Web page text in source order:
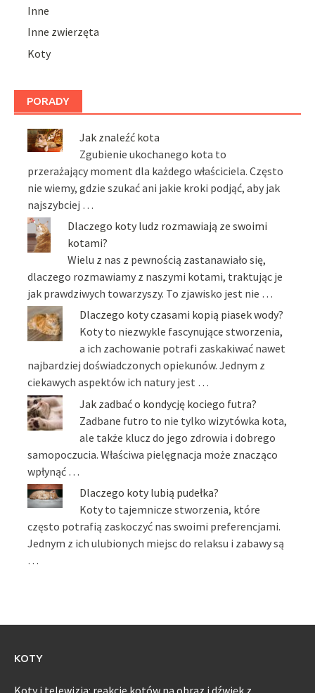
Inne
Inne zwierzęta
Koty
PORADY
Jak znaleźć kota
Zgubienie ukochanego kota to
przerażający moment dla każdego właściciela. Często
nie wiemy, gdzie szukać ani jakie kroki podjąć, aby jak
najszybciej …
Dlaczego koty ludz rozmawiają ze swoimi
kotami?
Wielu z nas z pewnością zastanawiało się,
dlaczego rozmawiamy z naszymi kotami, traktując je
jak prawdziwych towarzyszy. To zjawisko jest nie …
Dlaczego koty czasami kopią piasek wody?
Koty to niezwykle fascynujące stworzenia,
a ich zachowanie potrafi zaskakiwać nawet
najbardziej doświadczonych opiekunów. Jednym z
ciekawych aspektów ich natury jest …
Jak zadbać o kondycję kociego futra?
Zadbane futro to nie tylko wizytówka kota,
ale także klucz do jego zdrowia i dobrego
samopoczucia. Właściwa pielęgnacja może znacząco
wpłynąć …
Dlaczego koty lubią pudełka?
Koty to tajemnicze stworzenia, które
często potrafią zaskoczyć nas swoimi preferencjami.
Jednym z ich ulubionych miejsc do relaksu i zabawy są
…
KOTY